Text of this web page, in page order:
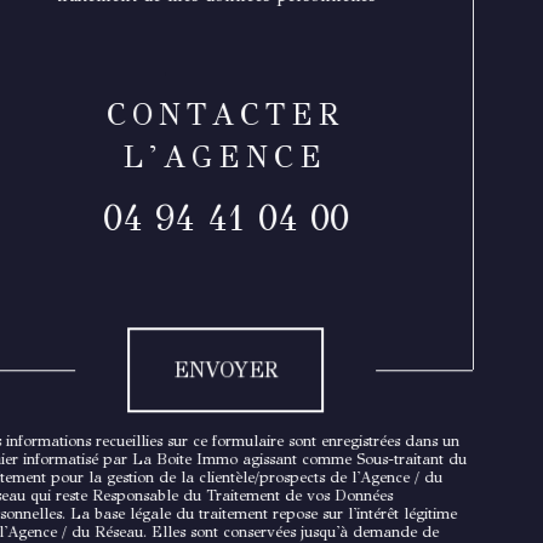
CONTACTER
L'AGENCE
04 94 41 04 00
ENVOYER
informations recueillies sur ce formulaire sont enregistrées dans un
informatisé par La Boite Immo agissant comme Sous-traitant du
pour la gestion de la clientèle/prospects de l'Agence / du
qui reste Responsable du Traitement de vos Données
La base légale du traitement repose sur l'intérêt légitime
/ du Réseau. Elles sont conservées jusqu'à demande de